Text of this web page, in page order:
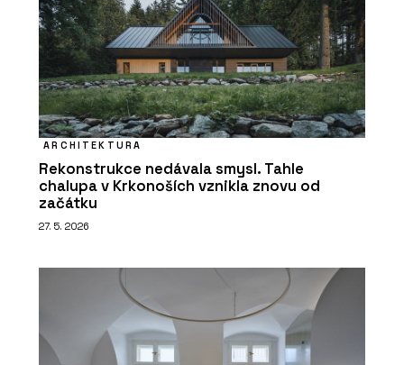
ARCHITEKTURA
Rekonstrukce nedávala smysl. Tahle
chalupa v Krkonoších vznikla znovu od
začátku
27. 5. 2026